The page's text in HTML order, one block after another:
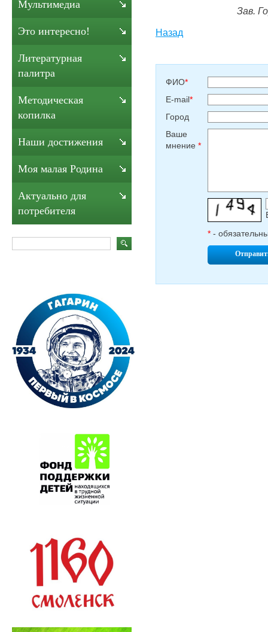
Зав.
Назад
ФИО*
E-mail*
Город
Ваше
мнение *
* -
Мультимедиа
Это интересно!
Литературная
палитра
Методическая
копилка
Наши достижения
Моя малая Родина
Актуально для
потребителя